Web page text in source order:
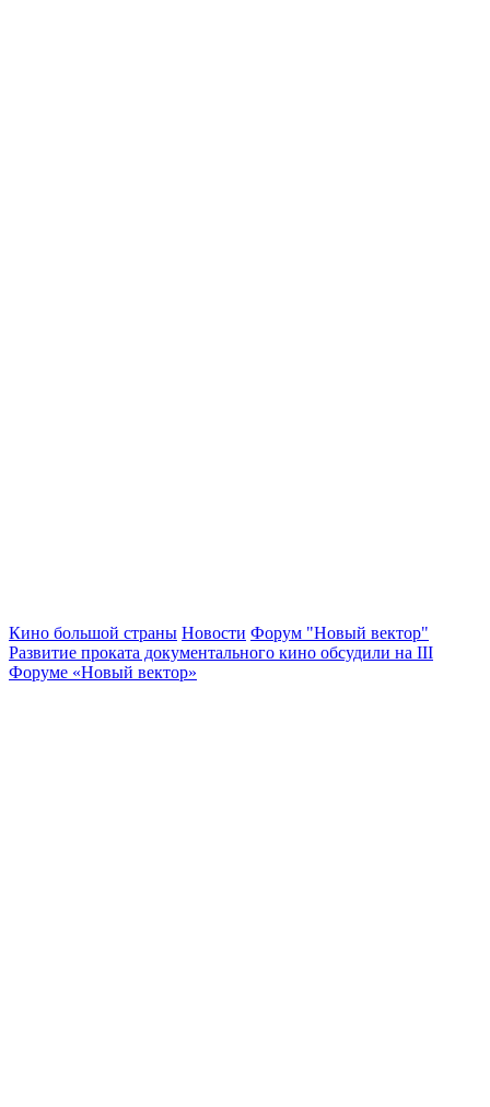
Кино большой страны Новости Форум "Новый вектор"
Развитие проката документального кино обсудили на III
Форуме «Новый вектор»